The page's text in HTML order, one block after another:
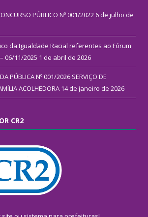
PÚBLICO Nº 001/2022 6 de julho de
da Igualdade Racial referentes ao Fórum
06/11/2025 1 de abril de 2026
PÚBLICA Nº 001/2026 SERVIÇO DE
ACOLHEDORA 14 de janeiro de 2026
CR2